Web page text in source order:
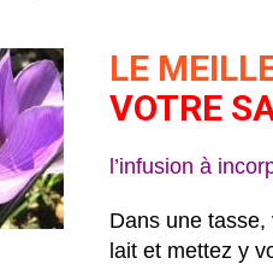
LE
VOTRE
l’infusion à
Dans une tasse,
lait et mettez y